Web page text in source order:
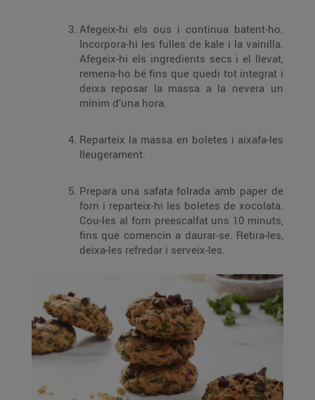
Afegeix-hi els ous i continua batent-ho.
Incorpora-hi les fulles de kale i la vainilla.
Afegeix-hi els ingredients secs i el llevat,
remena-ho bé fins que quedi tot integrat i
deixa reposar la massa a la nevera un
mínim d’una hora.
Reparteix la massa en boletes i aixafa-les
lleugerament.
Prepara una safata folrada amb paper de
forn i reparteix-hi les boletes de xocolata.
Cou-les al forn preescalfat uns 10 minuts,
fins que comencin a daurar-se. Retira-les,
deixa-les refredar i serveix-les.